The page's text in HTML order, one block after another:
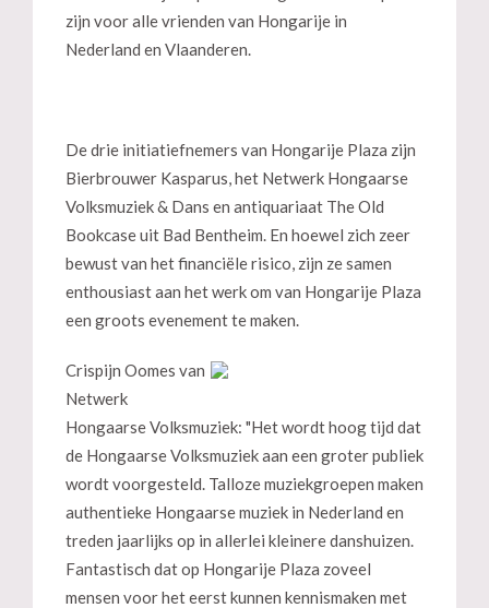
zijn voor alle vrienden van Hongarije in
Nederland en Vlaanderen.
De drie initiatiefnemers van Hongarije Plaza zijn
Bierbrouwer Kasparus, het Netwerk Hongaarse
Volksmuziek & Dans en antiquariaat The Old
Bookcase uit Bad Bentheim. En hoewel zich zeer
bewust van het financiële risico, zijn ze samen
enthousiast aan het werk om van Hongarije Plaza
een groots evenement te maken.
Crispijn Oomes van
Netwerk
Hongaarse Volksmuziek: "Het wordt hoog tijd dat
de Hongaarse Volksmuziek aan een groter publiek
wordt voorgesteld. Talloze muziekgroepen maken
authentieke Hongaarse muziek in Nederland en
treden jaarlijks op in allerlei kleinere danshuizen.
Fantastisch dat op Hongarije Plaza zoveel
mensen voor het eerst kunnen kennismaken met